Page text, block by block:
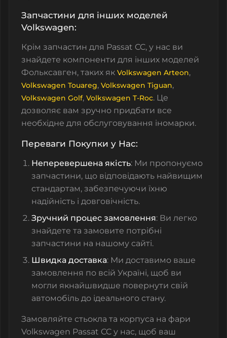
Запчастини для інших моделей
Volkswagen:
Крім запчастин для Passat CC, у нас ви
знайдете компоненти для інших моделей
Фольксавген, таких як Volkswagen Arteon,
Volkswagen Touareg, Volkswagen Tiguan,
Volkswagen Golf, Volkswagen T-Roc. Це
дозволяє вам зручно придбати все
необхідне для обслуговування іномарки.
Переваги Покупки у Нас:
Неперевершена якість: Ми пропонуємо
запчастини, що відповідають найвищим
стандартам, забезпечуючи їхню
надійність і довговічність.
Зручний процес замовлення: Ви легко
знайдете та замовите потрібні
запчастини на нашому сайті.
Швидка доставка: Ми доставимо ваше
замовлення по всій Україні, щоб ви
могли якнайшвидше повернути свій
автомобіль до ідеального стану.
Замовляйте стьокла та корпуса на фари
Volkswagen Passat CC у нас, щоб ваш